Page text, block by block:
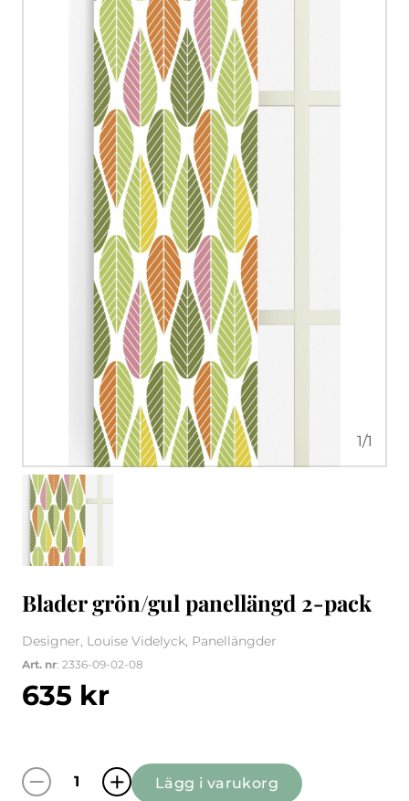
1/1
Blader grön/gul panellängd 2-pack
Designer, Louise Videlyck, Panellängder
Art. nr: 2336-09-02-08
635 kr
Blader grön/gul panellängd 2-pack mängd
Lägg i varukorg